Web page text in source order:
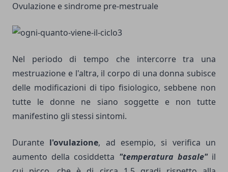
Ovulazione e sindrome pre-mestruale
Nel periodo di tempo che intercorre tra una
mestruazione e l'altra, il corpo di una donna subisce
delle modificazioni di tipo fisiologico, sebbene non
tutte le donne ne siano soggette e non tutte
manifestino gli stessi sintomi.
Durante l'ovulazione, ad esempio, si verifica un
aumento della cosiddetta "temperatura basale"il